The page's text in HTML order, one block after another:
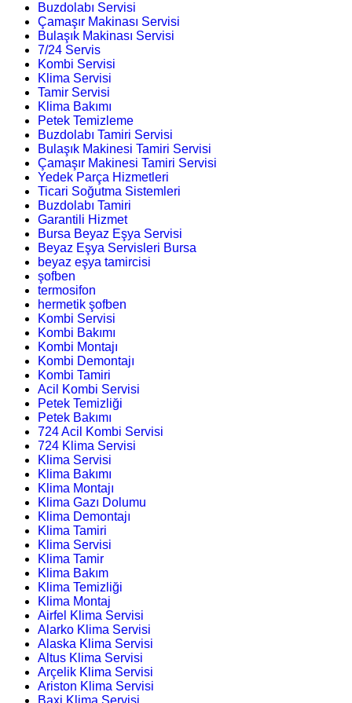
Buzdolabı Servisi
Çamaşır Makinası Servisi
Bulaşık Makinası Servisi
7/24 Servis
Kombi Servisi
Klima Servisi
Tamir Servisi
Klima Bakımı
Petek Temizleme
Buzdolabı Tamiri Servisi
Bulaşık Makinesi Tamiri Servisi
Çamaşır Makinesi Tamiri Servisi
Yedek Parça Hizmetleri
Ticari Soğutma Sistemleri
Buzdolabı Tamiri
Garantili Hizmet
Bursa Beyaz Eşya Servisi
Beyaz Eşya Servisleri Bursa
beyaz eşya tamircisi
şofben
termosifon
hermetik şofben
Kombi Servisi
Kombi Bakımı
Kombi Montajı
Kombi Demontajı
Kombi Tamiri
Acil Kombi Servisi
Petek Temizliği
Petek Bakımı
724 Acil Kombi Servisi
724 Klima Servisi
Klima Servisi
Klima Bakımı
Klima Montajı
Klima Gazı Dolumu
Klima Demontajı
Klima Tamiri
Klima Servisi
Klima Tamir
Klima Bakım
Klima Temizliği
Klima Montaj
Airfel Klima Servisi
Alarko Klima Servisi
Alaska Klima Servisi
Altus Klima Servisi
Arçelik Klima Servisi
Ariston Klima Servisi